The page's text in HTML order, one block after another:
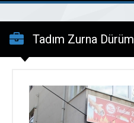
Tadım Zurna